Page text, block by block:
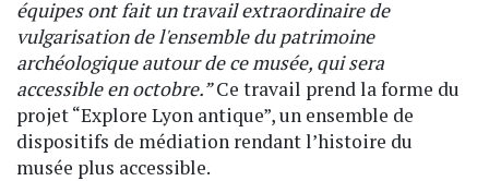
équipes ont fait un travail extraordinaire de
vulgarisation de l'ensemble du patrimoine
archéologique autour de ce musée, qui sera
accessible en octobre.”Ce travail prend la forme du
projet “Explore Lyon antique”, un ensemble de
dispositifs de médiation rendant l’histoire du
musée plus accessible.